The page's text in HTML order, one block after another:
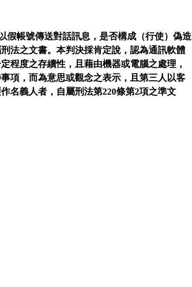
假帳號傳送對話訊息，是否構成（行使）偽造
法之文書。本判決採肯定說，認為通訊軟體
程度之存續性，且藉由機器或電腦之處理，
項，而為意思或觀念之表示，且第三人以客
名義人者，自屬刑法第220條第2項之準文